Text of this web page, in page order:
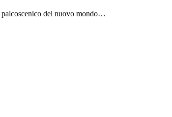
del nuovo mondo…